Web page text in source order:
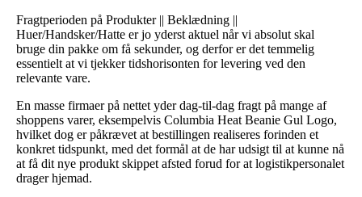
Fragtperioden på Produkter || Beklædning ||
Huer/Handsker/Hatte er jo yderst aktuel når vi absolut skal
bruge din pakke om få sekunder, og derfor er det temmelig
essentielt at vi tjekker tidshorisonten for levering ved den
relevante vare.
En masse firmaer på nettet yder dag-til-dag fragt på mange af
shoppens varer, eksempelvis Columbia Heat Beanie Gul Logo,
hvilket dog er påkrævet at bestillingen realiseres forinden et
konkret tidspunkt, med det formål at de har udsigt til at kunne nå
at få dit nye produkt skippet afsted forud for at logistikpersonalet
drager hjemad.